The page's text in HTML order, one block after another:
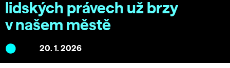
lidských právech už brzy
v našem městě
20. 1. 2026